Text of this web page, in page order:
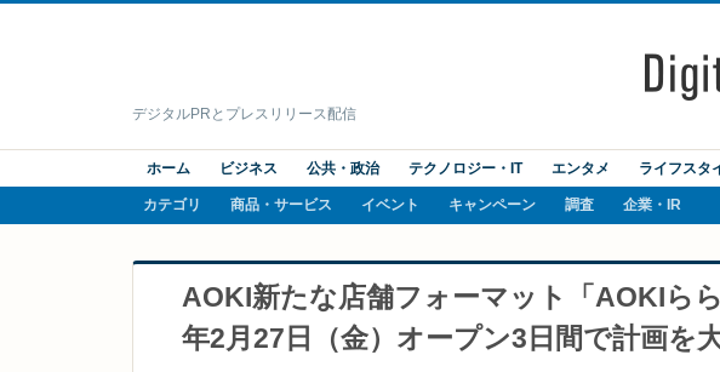
デジタルPRとプレスリリース配信
ホーム ビジネス 公共・政治 テクノロジー・IT エンタメ ライフスタ
カテゴリ 商品・サービス イベント キャンペーン 調査 企業・IR
AOKI新たな店舗フォーマット「AOKIら
年2月27日（金）オープン3日間で計画を